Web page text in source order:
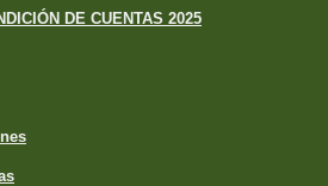
DE CUENTAS 2025